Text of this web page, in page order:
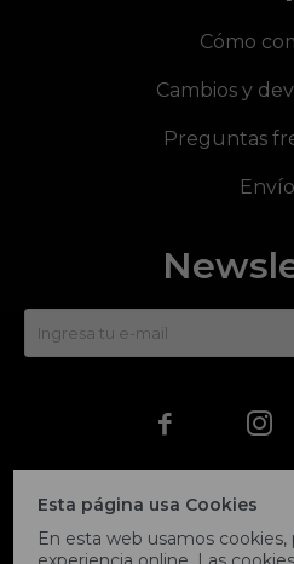
Esta página usa Cookies
En esta web usamos
Cómo
Cambios y
Preguntas
 